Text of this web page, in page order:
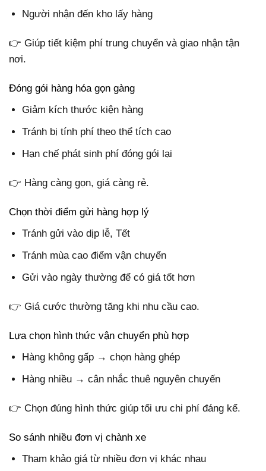
Người nhận đến kho lấy hàng
👉 Giúp tiết kiệm phí trung chuyển và giao nhận tận
nơi.
Đóng gói hàng hóa gọn gàng
Giảm kích thước kiện hàng
Tránh bị tính phí theo thể tích cao
Hạn chế phát sinh phí đóng gói lại
👉 Hàng càng gọn, giá càng rẻ.
Chọn thời điểm gửi hàng hợp lý
Tránh gửi vào dịp lễ, Tết
Tránh mùa cao điểm vận chuyển
Gửi vào ngày thường để có giá tốt hơn
👉 Giá cước thường tăng khi nhu cầu cao.
Lựa chọn hình thức vận chuyển phù hợp
Hàng không gấp → chọn hàng ghép
Hàng nhiều → cân nhắc thuê nguyên chuyến
👉 Chọn đúng hình thức giúp tối ưu chi phí đáng kể.
So sánh nhiều đơn vị chành xe
Tham khảo giá từ nhiều đơn vị khác nhau